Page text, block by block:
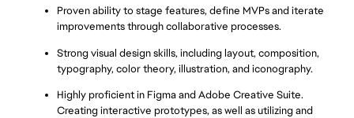
Proven ability to stage features, define MVPs and iterate
improvements through collaborative processes.
Strong visual design skills, including layout, composition,
typography, color theory, illustration, and iconography.
Highly proficient in Figma and Adobe Creative Suite.
Creating interactive prototypes, as well as utilizing and